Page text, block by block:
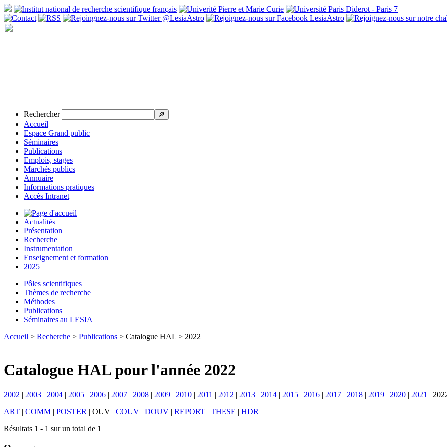
Rechercher 🔎
Accueil
Espace Grand public
Séminaires
Publications
Emplois, stages
Marchés publics
Annuaire
Informations pratiques
Accès Intranet
Actualités
Présentation
Recherche
Instrumentation
Enseignement et formation
2025
Pôles scientifiques
Thèmes de recherche
Méthodes
Publications
Séminaires au LESIA
Accueil > Recherche > Publications > Catalogue HAL > 2022
Catalogue HAL pour l'année 2022
2002 | 2003 | 2004 | 2005 | 2006 | 2007 | 2008 | 2009 | 2010 | 2011 | 2012 | 2013 | 2014 | 2015 | 2016 | 2017 | 2018 | 2019 | 2020 | 2021 |
ART | COMM | POSTER | OUV | COUV | DOUV | REPORT | THESE | HDR
Résultats 1 - 1 sur un total de 1